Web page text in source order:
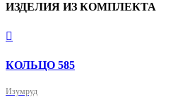
ИЗДЕЛИЯ ИЗ КОМПЛЕКТА

КОЛЬЦО 585
Изумруд